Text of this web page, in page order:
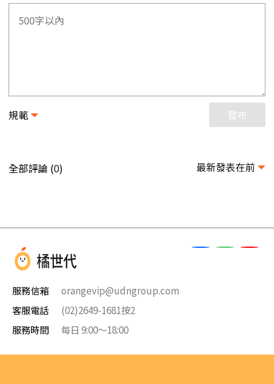
規範 發布
全部評論 (0) 最新發表在前
服務信箱
orangevip@udngroup.com
客服電話
(02)2649-1681按2
服務時間
每日 9:00～18:00